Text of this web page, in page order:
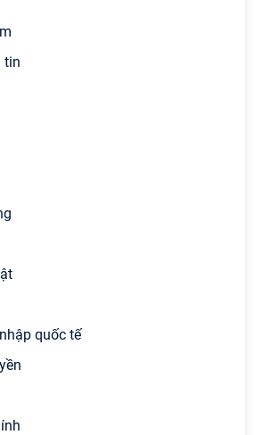
tin
quốc tế